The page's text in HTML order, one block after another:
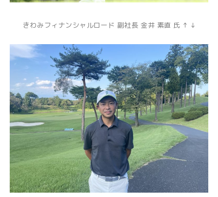
きわみフィナンシャルロード 副社長 金井 素直 氏 ↑ ↓